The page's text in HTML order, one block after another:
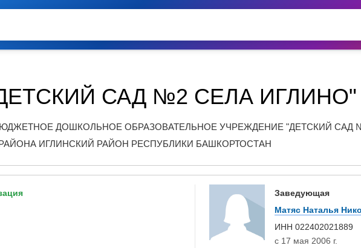
САД №2 СЕЛА ИГЛИНО"
ДОШКОЛЬНОЕ ОБРАЗОВАТЕЛЬНОЕ УЧРЕЖДЕНИЕ "ДЕТСКИЙ САД
ИГЛИНСКИЙ РАЙОН РЕСПУБЛИКИ БАШКОРТОСТАН
Заведующая
Матяс Наталья
ИНН 022402021889
с 17 мая 2006 г.